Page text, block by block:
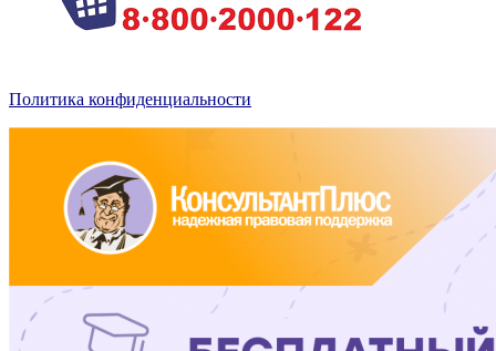
Политика конфиденциальности